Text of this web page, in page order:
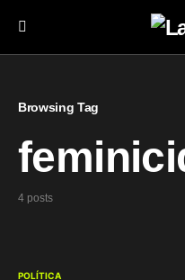
Browsing Tag
4 posts
POLÍTICA